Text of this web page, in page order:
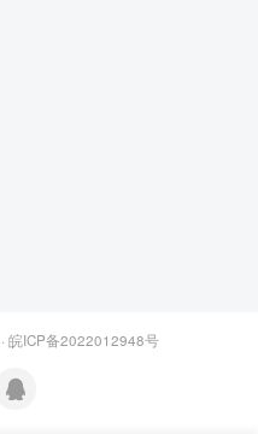
· 皖ICP备2022012948号